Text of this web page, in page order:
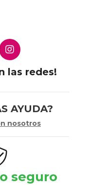
las redes!
AYUDA?
nosotros
seguro